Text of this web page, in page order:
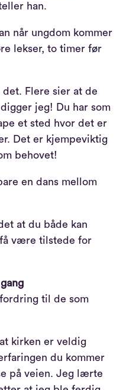
han.
når ungdom kommer
lekser, to timer før
Flere sier at de
jeg! Du har som
et sted hvor det er
Det er kjempeviktig
behovet!
en dans mellom
at du både kan
være tilstede for
til de som
kirken er veldig
du kommer
på veien. Jeg lærte